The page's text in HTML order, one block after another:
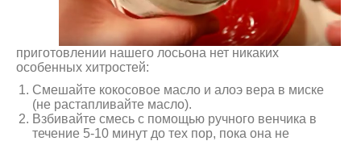
приготовлении нашего лосьона нет никаких
особенных хитростей:
Смешайте кокосовое масло и алоэ вера в миске
(не растапливайте масло).
Взбивайте смесь с помощью ручного венчика в
течение 5-10 минут до тех пор, пока она не